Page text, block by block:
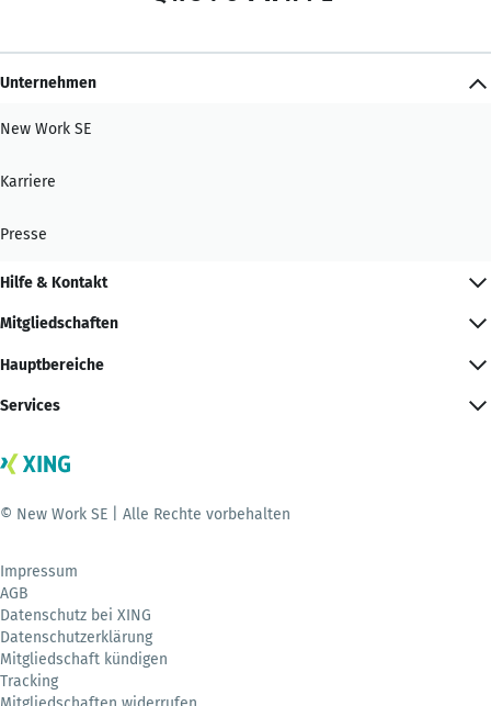
Unternehmen
New Work SE
Karriere
Presse
Hilfe & Kontakt
Mitgliedschaften
Hauptbereiche
Services
© New Work SE | Alle Rechte vorbehalten
Impressum
AGB
Datenschutz bei XING
Datenschutzerklärung
Mitgliedschaft kündigen
Tracking